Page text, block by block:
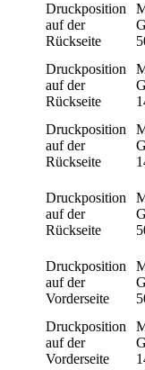
Druckposition
auf der
Rückseite
Druckposition
auf der
Rückseite
Druckposition
auf der
Rückseite
Druckposition
auf der
Rückseite
Druckposition
auf der
Vorderseite
Druckposition
auf der
Vorderseite